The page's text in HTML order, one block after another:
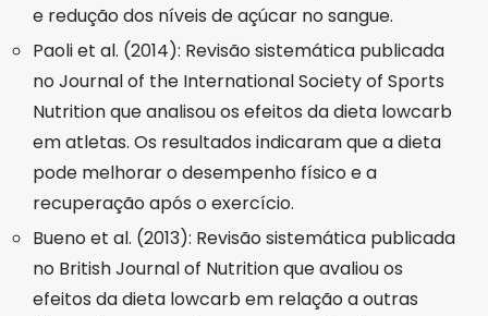
e redução dos níveis de açúcar no sangue.
Paoli et al. (2014): Revisão sistemática publicada
no Journal of the International Society of Sports
Nutrition que analisou os efeitos da dieta lowcarb
em atletas. Os resultados indicaram que a dieta
pode melhorar o desempenho físico e a
recuperação após o exercício.
Bueno et al. (2013): Revisão sistemática publicada
no British Journal of Nutrition que avaliou os
efeitos da dieta lowcarb em relação a outras